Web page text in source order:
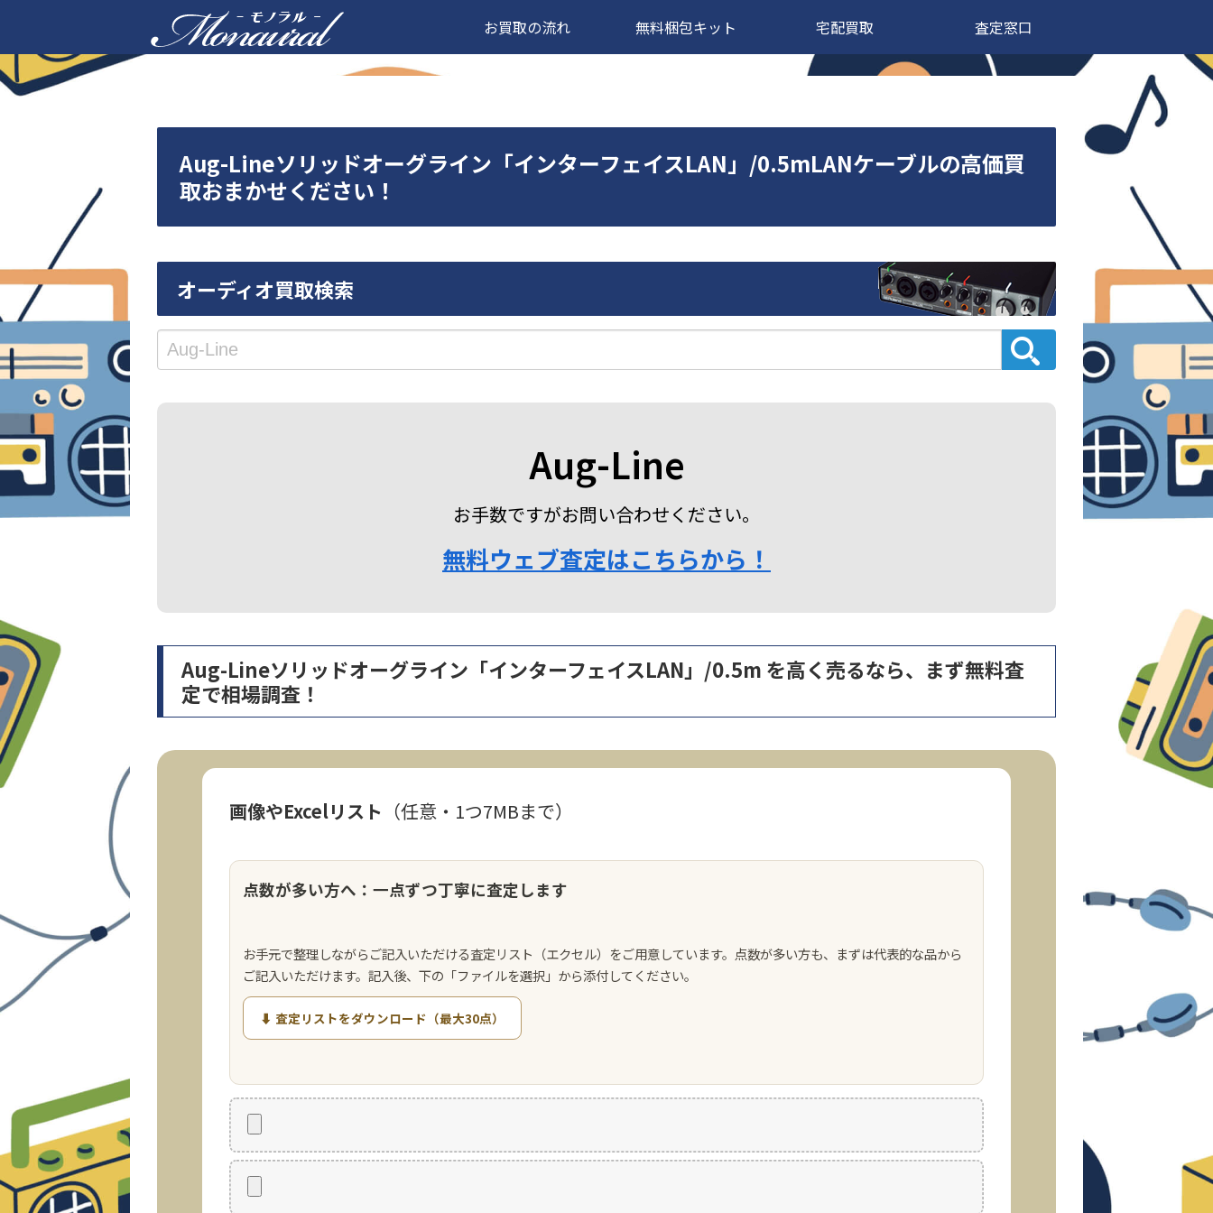
お買取の流れ 無料梱包キット 宅配買取 査定窓口
Aug-Lineソリッドオーグライン「インターフェイスLAN」/0.5mLANケーブルの高価買
取おまかせください！
オーディオ買取検索
Aug-Line
お手数ですがお問い合わせください。
無料ウェブ査定はこちらから！
Aug-Lineソリッドオーグライン「インターフェイスLAN」/0.5m を高く売るなら、まず無料査
定で相場調査！
画像やExcelリスト （任意・1つ7MBまで）
点数が多い方へ：一点ずつ丁寧に査定します
お手元で整理しながらご記入いただける査定リスト（エクセル）をご用意しています。点数が多い方も、まずは代表的な品から
ご記入いただけます。記入後、下の「ファイルを選択」から添付してください。
⬇ 査定リストをダウンロード（最大30点）